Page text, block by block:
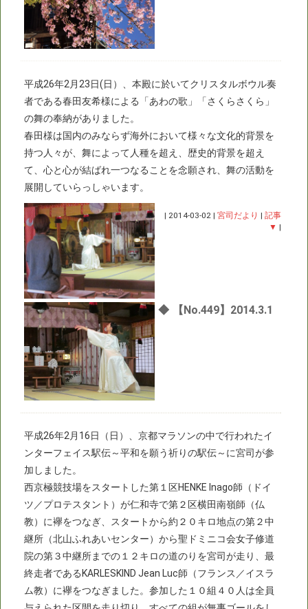
平成26年2月23日(日）、本殿に於いてクリスタルボウル奏
者である春田友希様による「あわの歌」「さくらさくら」
の舞の奉納がありました。
春田様は国内のみならず海外において様々な文化的背景を
持つ人々が、舞によって人種を超え、歴史的背景を超え
て、心と心が結ばれ一つなることを念願され、舞の活動を
展開していらっしゃいます。
| 2014-03-02 |宮司だより |記事
▼ |
◆ 【No.449】2014.3.1
平成26年2月16日（日）、京都マラソンの中で行われたイ
ンターフェイス駅伝～平和を願う祈りの駅伝～に宮司が参
加しました。
西京極競技場をスタートした第１区HENKE Inago師（ドイ
ツ／プロテスタント）が仁和寺で第２区横田南嶺師（仏
教）に襷をつなぎ、スタートから約２０キロ地点の第２中
継所（北山ふれあいセンター）から聖ドミニコ会女子修道
院の第３中継所までの１２キロの道のりを宮司が走り、最
終走者であるKARLESKIND Jean Luc師（フランス／イスラ
ム教）に襷をつなぎました。参加した１０組４０人は全員